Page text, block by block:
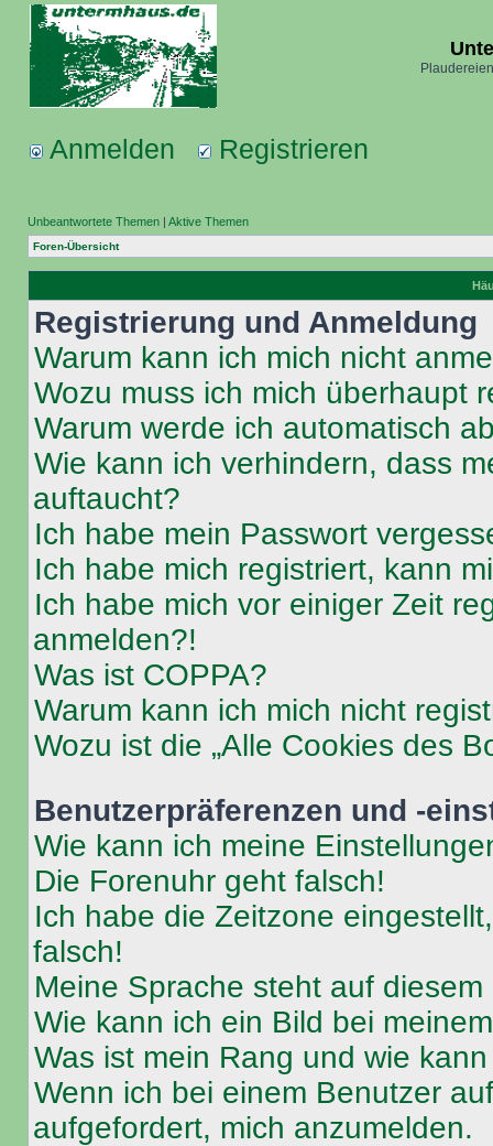
Anmelden Registrieren
Unbeantwortete Themen | Aktive Themen
Foren-Übersicht
Registrierung und Anmeldung
Warum kann ich mich nicht
Wozu muss ich mich überhaupt
Warum werde ich automatisch
Wie kann ich verhindern, dass
auftaucht?
Ich habe mein Passwort
Ich habe mich registriert, kann
Ich habe mich vor einiger Zeit
anmelden?!
Was ist COPPA?
Warum kann ich mich nicht
Wozu ist die „Alle Cookies des
Benutzerpräferenzen und -
Wie kann ich meine
Die Forenuhr geht falsch!
Ich habe die Zeitzone
falsch!
Meine Sprache steht auf
Wie kann ich ein Bild bei
Was ist mein Rang und wie
Wenn ich bei einem Benutzer
aufgefordert, mich anzumelden.